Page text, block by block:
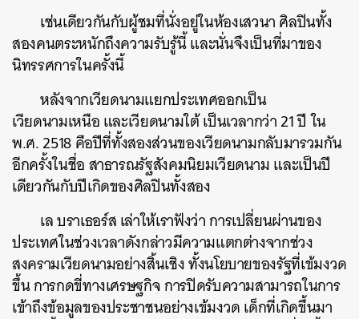
เช่นเดียวกันกับผู้ชมที่นั่งอยู่ในห้องเสวนา ศิลปินทั้ง
สองคนตระหนักถึงความรับรู้นี้ และนั่นจึงเป็นที่มาของ
นิทรรศการในครั้งนี้
หลังจากเวียดนามแยกประเทศออกเป็น
เวียดนามเหนือ และเวียดนามใต้ เป็นเวลากว่า 21 ปี ใน
พ.ศ. 2518 คือปีที่ทั้งสองส่วนของเวียดนามกลับมารวมกัน
อีกครั้งในชื่อ สาธารณรัฐสังคมนิยมเวียดนาม และเป็นปี
เดียวกันกับปีเกิดของศิลปินทั้งสอง
เล บราเธอร์ส เล่าให้เราฟังว่า การเปลี่ยนผ่านของ
ประเทศในช่วงเวลาดังกล่าวมีความแตกต่างจากช่วง
สงครามเวียดนามอย่างสิ้นเชิง ทั้งนโยบายของรัฐที่เข้มงวด
ขึ้น การกดขี่ทางเศรษฐกิจ การปิดรับความสามารถในการ
เข้าถึงข้อมูลของประชาชนอย่างเข้มงวด เด็กที่เกิดขึ้นมา